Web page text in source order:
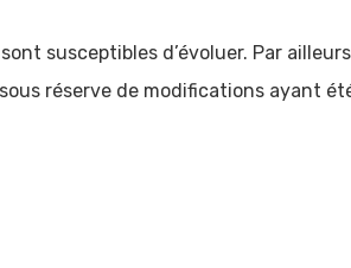
susceptibles d’évoluer. Par
réserve de modifications ayant